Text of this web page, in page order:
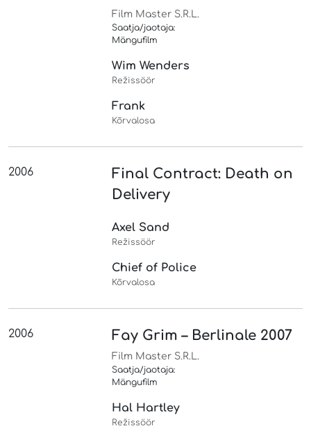
Film Master S.R.L.
Saatja/jaotaja:
Mängufilm
Wim Wenders
Režissöör
Frank
Kõrvalosa
2006
Final Contract: Death on
Delivery
Axel Sand
Režissöör
Chief of Police
Kõrvalosa
2006 Fay Grim – Berlinale 2007
Film Master S.R.L.
Saatja/jaotaja:
Mängufilm
Hal Hartley
Režissöör